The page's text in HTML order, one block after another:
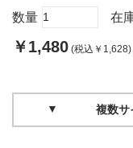
数量 在
￥1,480 (税込￥1,628)
複数サ